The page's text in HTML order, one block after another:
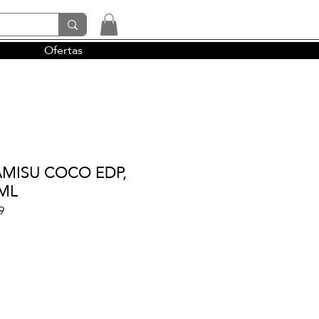
y la perfumería árabe
Ofertas
COCO EDP,